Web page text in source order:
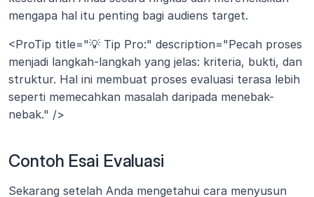
mengapa hal itu penting bagi audiens target.
<ProTip title="💡 Tip Pro:" description="Pecah proses
menjadi langkah-langkah yang jelas: kriteria, bukti, dan
struktur. Hal ini membuat proses evaluasi terasa lebih
seperti memecahkan masalah daripada menebak-
nebak." />
Contoh Esai Evaluasi
Sekarang setelah Anda mengetahui cara menyusun